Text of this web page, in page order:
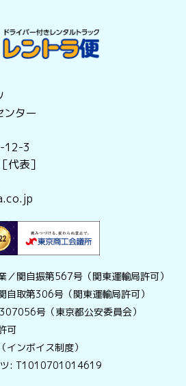
ター
12-3
表］
／関自振第567号（関東運輸局許可）
自取第306号（関東運輸局許可）
号（東京都公安委員会）
可
インボイス制度）
ツ: T1010701014619